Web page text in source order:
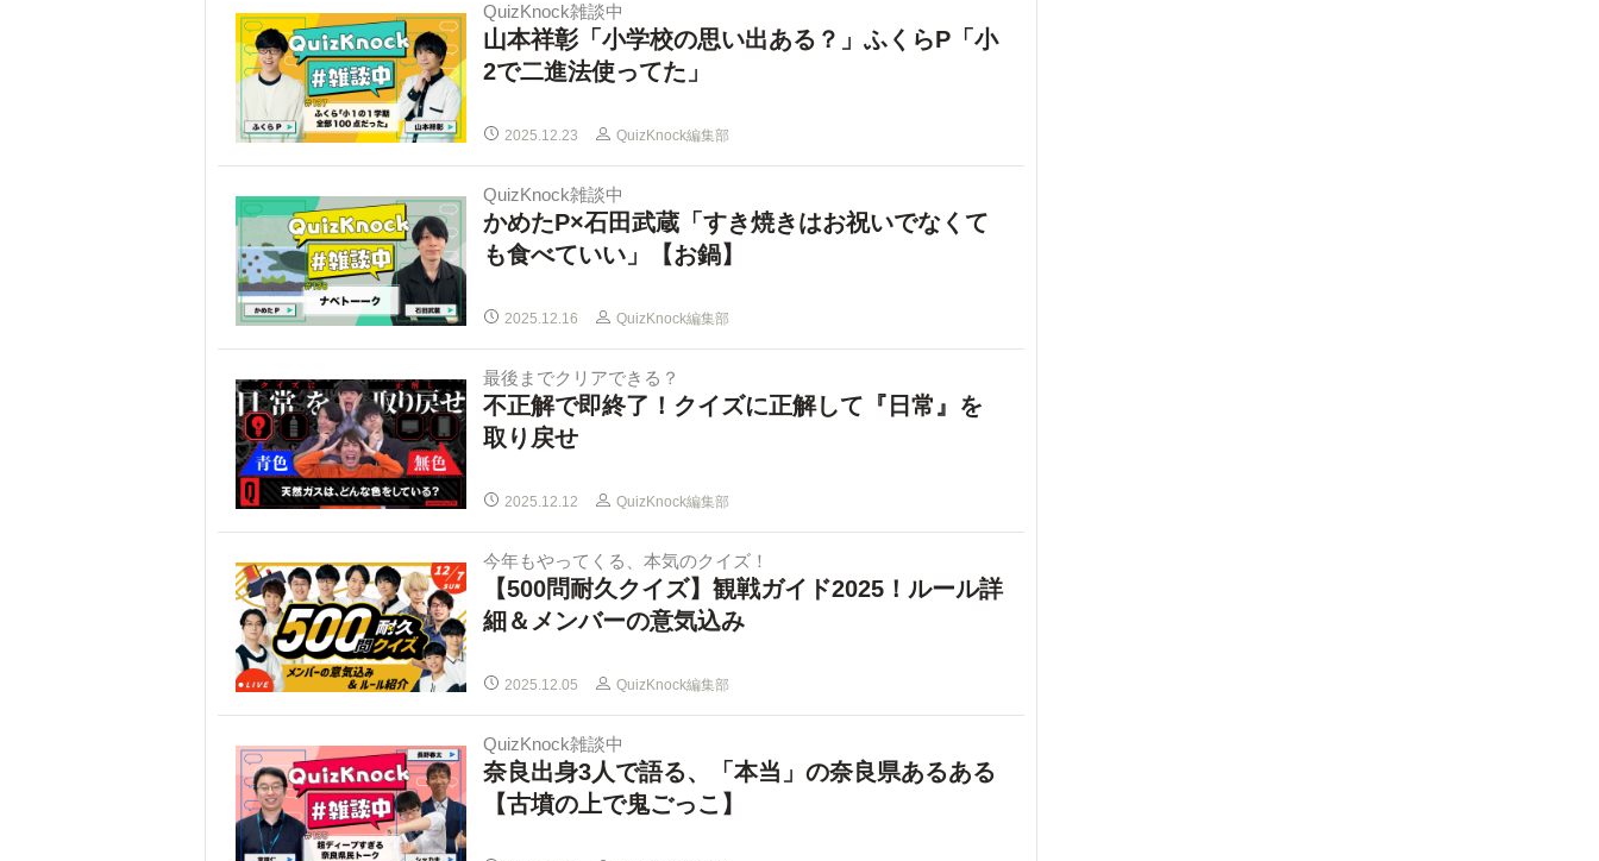
QuizKnock雑談中
山本祥彰「小学校の思い出ある？」ふくらP「小
2で二進法使ってた」
2025.12.23 QuizKnock編集部
QuizKnock雑談中
かめたP×石田武蔵「すき焼きはお祝いでなくて
も食べていい」【お鍋】
2025.12.16 QuizKnock編集部
最後までクリアできる？
不正解で即終了！クイズに正解して『日常』を
取り戻せ
2025.12.12 QuizKnock編集部
今年もやってくる、本気のクイズ！
【500問耐久クイズ】観戦ガイド2025！ルール詳
細＆メンバーの意気込み
2025.12.05 QuizKnock編集部
QuizKnock雑談中
奈良出身3人で語る、「本当」の奈良県あるある
【古墳の上で鬼ごっこ】